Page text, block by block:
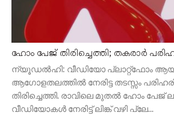
ഹോം പേജ് തിരിച്ചെത്തി; തകരാർ
ന്യൂഡല്‍ഹി: വീഡിയോ പ്ലാറ്റ്‌ഫോം
ആഗോളതലത്തിൽ നേരിട്ട തടസ്സം
തിരിച്ചെത്തി. രാവിലെ മുതൽ ഹോം പേജ്
വീഡിയോകള്‍ നേരിട്ട് ലിങ്ക് വഴി പ്ലേ...